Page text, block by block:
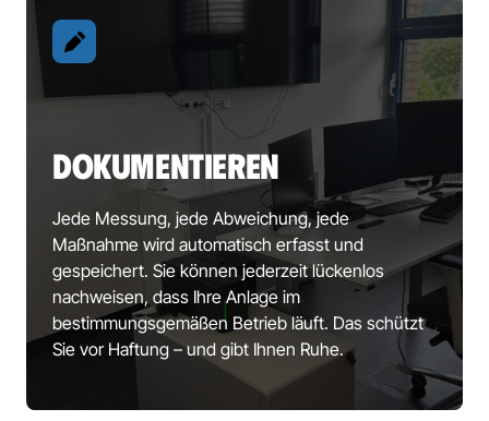
DOKUMENTIEREN
Jede Messung, jede Abweichung, jede
Maßnahme wird automatisch erfasst und
gespeichert. Sie können jederzeit lückenlos
nachweisen, dass Ihre Anlage im
bestimmungsgemäßen Betrieb läuft. Das schützt
Sie vor Haftung – und gibt Ihnen Ruhe.